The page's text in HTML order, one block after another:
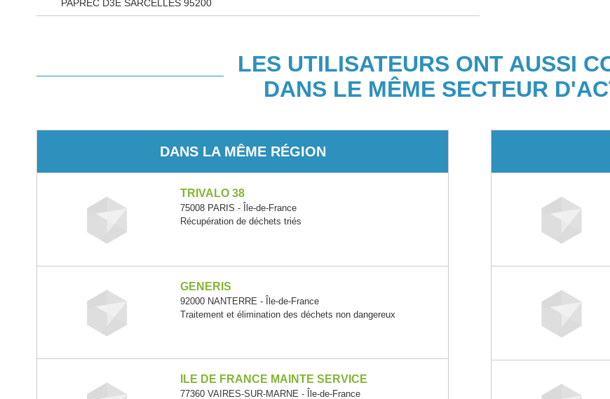
PAPREC D3E SARCELLES 95200
LES UTILISATEURS ONT AUSSI
DANS LE MÊME SECTEUR
DANS LA MÊME RÉGION
TRIVALO 38
75008 PARIS - Île-de-France
Récupération de déchets triés
GENERIS
92000 NANTERRE - Île-de-France
Traitement et élimination des déchets non dangereux
ILE DE FRANCE MAINTE SERVICE
77360 VAIRES-SUR-MARNE - Île-de-France